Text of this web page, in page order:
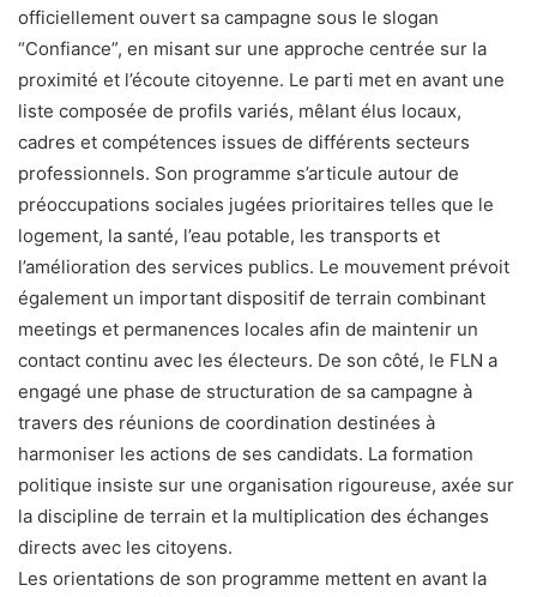
officiellement ouvert sa campagne sous le slogan
“Confiance”, en misant sur une approche centrée sur la
proximité et l’écoute citoyenne. Le parti met en avant une
liste composée de profils variés, mêlant élus locaux,
cadres et compétences issues de différents secteurs
professionnels. Son programme s’articule autour de
préoccupations sociales jugées prioritaires telles que le
logement, la santé, l’eau potable, les transports et
l’amélioration des services publics. Le mouvement prévoit
également un important dispositif de terrain combinant
meetings et permanences locales afin de maintenir un
contact continu avec les électeurs. De son côté, le FLN a
engagé une phase de structuration de sa campagne à
travers des réunions de coordination destinées à
harmoniser les actions de ses candidats. La formation
politique insiste sur une organisation rigoureuse, axée sur
la discipline de terrain et la multiplication des échanges
directs avec les citoyens.
Les orientations de son programme mettent en avant la